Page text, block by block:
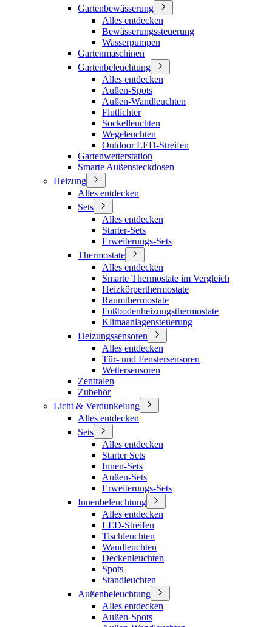
Gartenbewässerung
Alles entdecken
Bewässerungssteuerung
Wasserpumpen
Gartenmaschinen
Gartenbeleuchtung
Alles entdecken
Außen-Spots
Außen-Wandleuchten
Flutlichter
Sockelleuchten
Wegeleuchten
Outdoor LED-Streifen
Gartenwetterstation
Smarte Außensteckdosen
Heizung
Alles entdecken
Sets
Alles entdecken
Starter-Sets
Erweiterungs-Sets
Thermostate
Alles entdecken
Smarte Thermostate im Vergleich
Heizkörperthermostate
Raumthermostate
Fußbodenheizungsthermostate
Klimaanlagensteuerung
Heizungssensoren
Alles entdecken
Tür- und Fenstersensoren
Wettersensoren
Zentralen
Zubehör
Licht & Verdunkelung
Alles entdecken
Sets
Alles entdecken
Starter Sets
Innen-Sets
Außen-Sets
Erweiterungs-Sets
Innenbeleuchtung
Alles entdecken
LED-Streifen
Tischleuchten
Wandleuchten
Deckenleuchten
Spots
Standleuchten
Außenbeleuchtung
Alles entdecken
Außen-Spots